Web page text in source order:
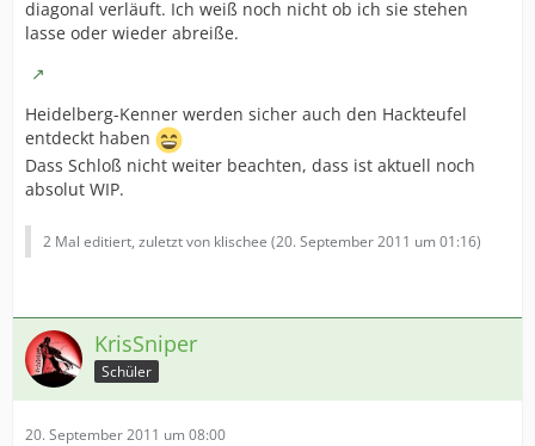
diagonal verläuft. Ich weiß noch nicht ob ich sie stehen
lasse oder wieder abreiße.
Heidelberg-Kenner werden sicher auch den Hackteufel
entdeckt haben
Dass Schloß nicht weiter beachten, dass ist aktuell noch
absolut WIP.
2 Mal editiert, zuletzt von klischee (20. September 2011 um 01:16)
KrisSniper
Schüler
20. September 2011 um 08:00